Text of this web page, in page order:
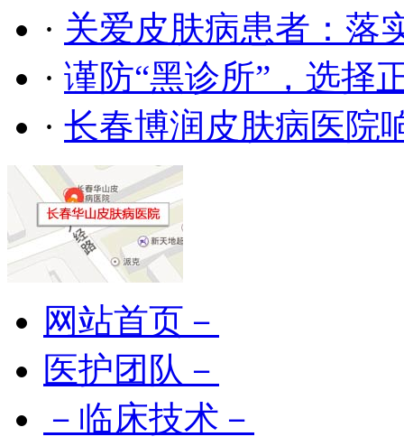
· 关爱皮肤病患者：落
· 谨防“黑诊所”，选择
· 长春博润皮肤病医院
网站首页－
医护团队－
－临床技术－